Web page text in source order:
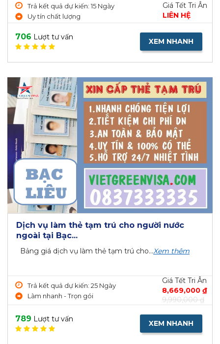
Trả kết quả dự kiến: 15 Ngày
Uy tín chất lượng
Giá Tết Tri Ân
LIÊN HỆ
706 Lượt tư vấn XEM NHANH
Dịch vụ làm thẻ tạm trú cho người nước
ngoài tại Bạc...
Bảng giá dịch vụ làm thẻ tạm trú cho...Xem thêm
Trả kết quả dự kiến: 25 Ngày
Làm nhanh - Trọn gói
Giá Tết Tri Ân
8,669,000 ₫
9,990,000 ₫
789 Lượt tư vấn XEM NHANH